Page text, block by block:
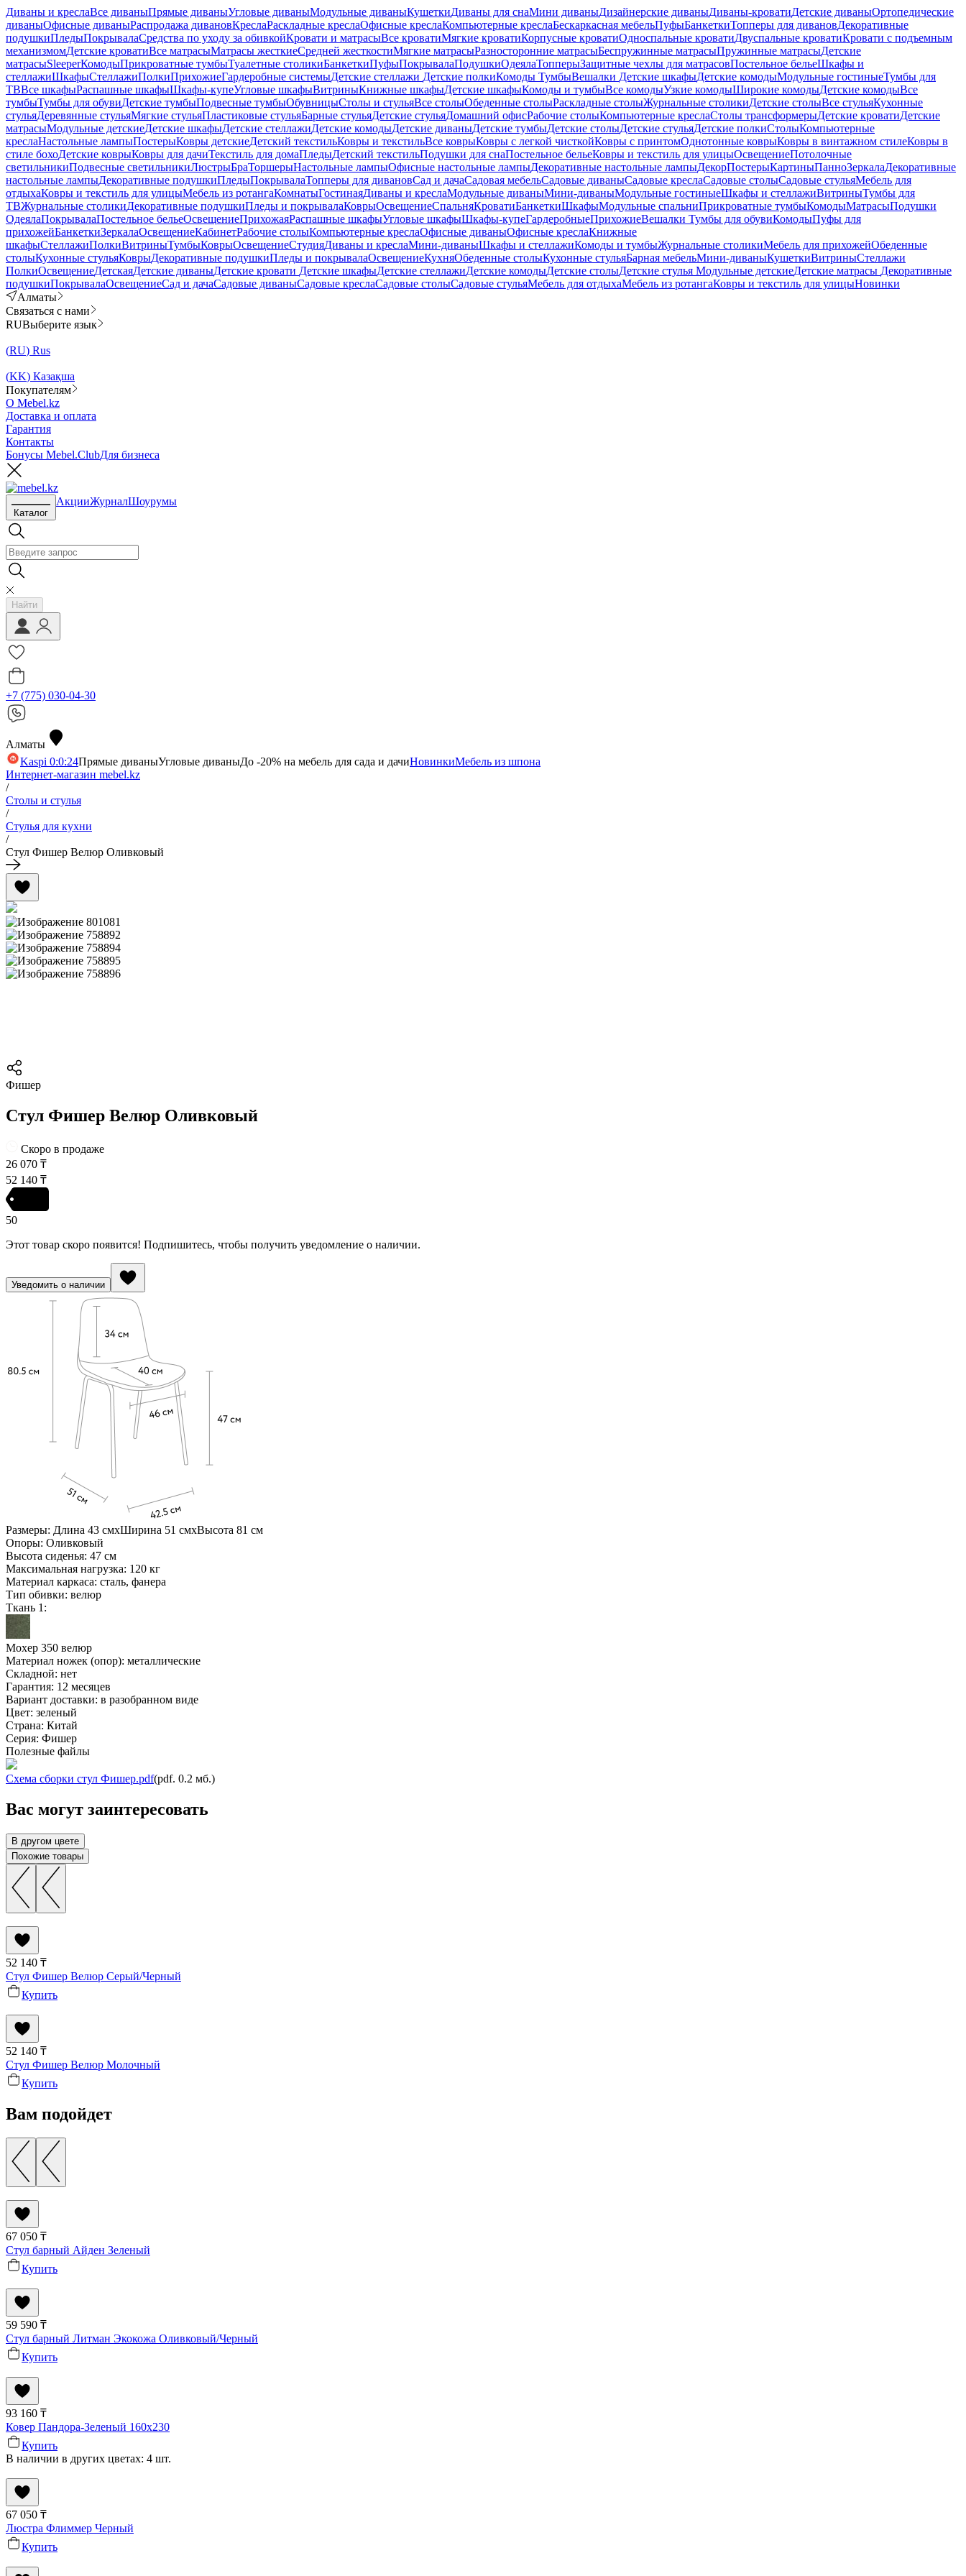
Диваны и креслаВсе диваныПрямые диваныУгловые диваныМодульные диваныКушеткиДиваны для снаМини диваныДизайнерские диваныДиваны-кроватиДетские диваныОртопедические
диваныОфисные диваныРаспродажа дивановКреслаРаскладные креслаОфисные креслаКомпьютерные креслаБескаркасная мебельПуфыБанкеткиТопперы для дивановДекоративные
подушкиПледыПокрывалаСредства по уходу за обивкойКровати и матрасыВсе кроватиМягкие кроватиКорпусные кроватиОдноспальные кроватиДвуспальные кроватиКровати с подъемным
механизмомДетские кроватиВсе матрасыМатрасы жесткиеСредней жесткостиМягкие матрасыРазносторонние матрасыБеспружинные матрасыПружинные матрасыДетские
матрасыSleeperКомодыПрикроватные тумбыТуалетные столикиБанкеткиПуфыПокрывалаПодушкиОдеялаТопперыЗащитные чехлы для матрасовПостельное бельеШкафы и
стеллажиШкафыСтеллажиПолкиПрихожиеГардеробные системыДетские стеллажи Детские полкиКомоды ТумбыВешалки Детские шкафыДетские комодыМодульные гостиныеТумбы для
ТВВсе шкафыРаспашные шкафыШкафы-купеУгловые шкафыВитриныКнижные шкафыДетские шкафыКомоды и тумбыВсе комодыУзкие комодыШирокие комодыДетские комодыВсе
тумбыТумбы для обувиДетские тумбыПодвесные тумбыОбувницыСтолы и стульяВсе столыОбеденные столыРаскладные столыЖурнальные столикиДетские столыВсе стульяКухонные
стульяДеревянные стульяМягкие стульяПластиковые стульяБарные стульяДетские стульяДомашний офисРабочие столыКомпьютерные креслаСтолы трансформерыДетские кроватиДетские
матрасыМодульные детскиеДетские шкафыДетские стеллажиДетские комодыДетские диваныДетские тумбыДетские столыДетские стульяДетские полкиСтолыКомпьютерные
креслаНастольные лампыПостерыКовры детскиеДетский текстильКовры и текстильВсе коврыКовры с легкой чисткойКовры с принтомОднотонные коврыКовры в винтажном стилеКовры в
стиле бохоДетские коврыКовры для дачиТекстиль для домаПледыДетский текстильПодушки для снаПостельное бельеКовры и текстиль для улицыОсвещениеПотолочные
светильникиПодвесные светильникиЛюстрыБраТоршерыНастольные лампыОфисные настольные лампыДекоративные настольные лампыДекорПостерыКартиныПанноЗеркалаДекоративные
настольные лампыДекоративные подушкиПледыПокрывалаТопперы для дивановСад и дачаСадовая мебельСадовые диваныСадовые креслаСадовые столыСадовые стульяМебель для
отдыхаКовры и текстиль для улицыМебель из ротангаКомнатыГостинаяДиваны и креслаМодульные диваныМини-диваныМодульные гостиныеШкафы и стеллажиВитриныТумбы для
ТВЖурнальные столикиДекоративные подушкиПледы и покрывалаКоврыОсвещениеСпальняКроватиБанкеткиШкафыМодульные спальниПрикроватные тумбыКомодыМатрасыПодушки
ОдеялаПокрывалаПостельное бельеОсвещениеПрихожаяРаспашные шкафыУгловые шкафыШкафы-купеГардеробныеПрихожиеВешалки Тумбы для обувиКомодыПуфы для
прихожейБанкеткиЗеркалаОсвещениеКабинетРабочие столыКомпьютерные креслаОфисные диваныОфисные креслаКнижные
шкафыСтеллажиПолкиВитриныТумбыКоврыОсвещениеСтудияДиваны и креслаМини-диваныШкафы и стеллажиКомоды и тумбыЖурнальные столикиМебель для прихожейОбеденные
столыКухонные стульяКоврыДекоративные подушкиПледы и покрывалаОсвещениеКухняОбеденные столыКухонные стульяБарная мебельМини-диваныКушеткиВитриныСтеллажи
ПолкиОсвещениеДетскаяДетские диваныДетские кровати Детские шкафыДетские стеллажиДетские комодыДетские столыДетские стулья Модульные детскиеДетские матрасы Декоративные
подушкиПокрывалаОсвещениеСад и дачаСадовые диваныСадовые креслаСадовые столыСадовые стульяМебель для отдыхаМебель из ротангаКовры и текстиль для улицыНовинки
Алматы
Связаться с нами
RUВыберите язык
(RU) Rus
(KK) Казақша
Покупателям
О Mebel.kz
Доставка и оплата
Гарантия
Контакты
Бонусы Mebel.ClubДля бизнеса
Каталог
АкцииЖурналШоурумы
Найти
+7 (775) 030-04-30
Алматы
Kaspi 0:0:24Прямые диваныУгловые диваныДо -20% на мебель для сада и дачиНовинкиМебель из шпона
Интернет-магазин mebel.kz
/
Столы и стулья
/
Стулья для кухни
/
Стул Фишер Велюр Оливковый
Фишер
Стул Фишер Велюр Оливковый
Скоро в продаже
26 070 ₸
52 140 ₸
50
Этот товар скоро появится! Подпишитесь, чтобы получить уведомление о наличии.
Уведомить о наличии
Размеры: Длина 43 смхШирина 51 смхВысота 81 см
Опоры: Оливковый
Высота сиденья: 47 см
Максимальная нагрузка: 120 кг
Материал каркаса: сталь, фанера
Тип обивки: велюр
Ткань 1:
Мохер 350 велюр
Материал ножек (опор): металлические
Складной: нет
Гарантия: 12 месяцев
Вариант доставки: в разобранном виде
Цвет: зеленый
Страна: Китай
Серия: Фишер
Полезные файлы
Схема сборки стул Фишер.pdf(pdf. 0.2 мб.)
Вас могут заинтересовать
В другом цвете
Похожие товары
52 140 ₸
Стул Фишер Велюр Серый/Черный
Купить
52 140 ₸
Стул Фишер Велюр Молочный
Купить
Вам подойдет
67 050 ₸
Стул барный Айден Зеленый
Купить
59 590 ₸
Стул барный Литман Экокожа Оливковый/Черный
Купить
93 160 ₸
Ковер Пандора-Зеленый 160x230
Купить
В наличии в других цветах: 4 шт.
67 050 ₸
Люстра Флиммер Черный
Купить